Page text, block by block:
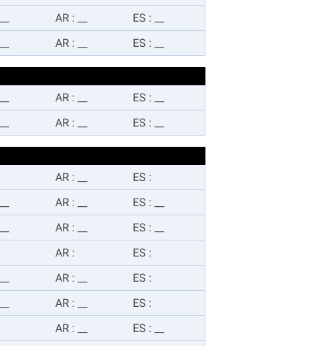
AR : ES :
AR : ES :
AR : ES :
AR : ES :
AR : ES :
AR : ES :
AR : ES :
AR : ES :
AR : ES :
AR : ES :
AR : ES :